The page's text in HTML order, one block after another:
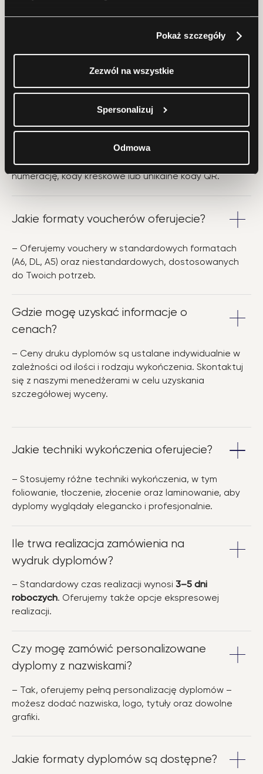
Pokaż szczegóły
Zezwól na wszystkie
Spersonalizuj
Odmowa
Ile trwa realizacja zamówienia na druk
– Standardowy czas realizacji wynosi 3–5 dni
roboczych, ale oferujemy również opcję ekspresowej
realizacji.
Czy mogę zamówić vouchery z
– Tak, oferujemy personalizację voucherów poprzez
numerację, kody kreskowe lub unikalne kody QR.
Jakie formaty voucherów oferujecie?
– Oferujemy vouchery w standardowych formatach
(A6, DL, A5) oraz niestandardowych, dostosowanych
do Twoich potrzeb.
Gdzie mogę uzyskać informacje o
cenach?
– Ceny druku dyplomów są ustalane indywidualnie w
zależności od ilości i rodzaju wykończenia. Skontaktuj
się z naszymi menedżerami w celu uzyskania
szczegółowej wyceny.
Jakie techniki wykończenia oferujecie?
– Stosujemy różne techniki wykończenia, w tym
foliowanie, tłoczenie, złocenie oraz laminowanie, aby
dyplomy wyglądały elegancko i profesjonalnie.
Ile trwa realizacja zamówienia na
wydruk dyplomów?
– Standardowy czas realizacji wynosi 3–5 dni
roboczych. Oferujemy także opcje ekspresowej
realizacji.
Czy mogę zamówić personalizowane
dyplomy z nazwiskami?
– Tak, oferujemy pełną personalizację dyplomów –
możesz dodać nazwiska, logo, tytuły oraz dowolne
grafiki.
Jakie formaty dyplomów są dostępne?